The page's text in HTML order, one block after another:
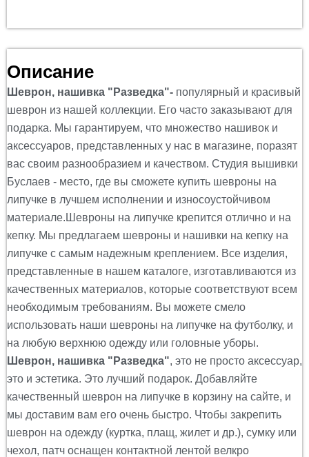
Описание
Шеврон, нашивка "Разведка"- популярный и красивый
шеврон из нашей коллекции. Его часто заказывают для
подарка. Мы гарантируем, что множество нашивок и
аксессуаров, представленных у нас в магазине, поразят
вас своим разнообразием и качеством. Студия вышивки
Буслаев - место, где вы сможете купить шевроны на
липучке в лучшем исполнении и износоустойчивом
материале.Шевроны на липучке крепится отлично и на
кепку. Мы предлагаем шевроны и нашивки на кепку на
липучке с самым надежным креплением. Все изделия,
представленные в нашем каталоге, изготавливаются из
качественных материалов, которые соответствуют всем
необходимым требованиям. Вы можете смело
использовать наши шевроны на липучке на футболку, и
на любую верхнюю одежду или головные уборы.
Шеврон, нашивка "Разведка", это не просто аксессуар,
это и эстетика. Это лучший подарок. Добавляйте
качественный шеврон на липучке в корзину на сайте, и
мы доставим вам его очень быстро. Чтобы закрепить
шеврон на одежду (куртка, плащ, жилет и др.), сумку или
чехол, патч оснащен контактной лентой велкро